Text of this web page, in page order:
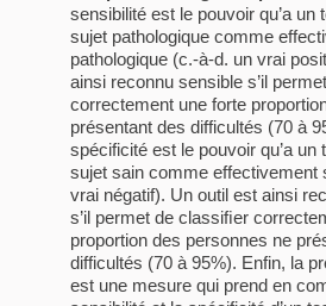
sensibilité est le pouvoir qu’a un
sujet pathologique comme
pathologique (c.-à-d. un vrai
ainsi reconnu sensible s’il
correctement une forte
présentant des difficultés (70 à
spécificité est le pouvoir qu’a un
sujet sain comme effectivement
vrai négatif). Un outil est ainsi
s’il permet de classiﬁer
proportion des personnes ne
difficultés (70 à 95%). Enfin, la
est une mesure qui prend en